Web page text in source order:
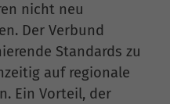
nicht neu
Der Verbund
Standards zu
auf regionale
Ein Vorteil, der